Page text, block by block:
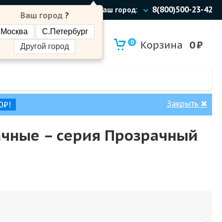
Ваш город:
Ваш город ?
Москва
С.Петербург
Другой город
8(800)500-23-42
0 Корзина 0₽
Закрыть ✖
– cерия Прозрачный